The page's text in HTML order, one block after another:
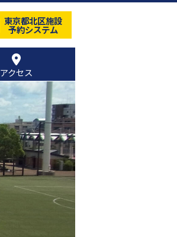
東京都北区施設
予約システム
アクセス